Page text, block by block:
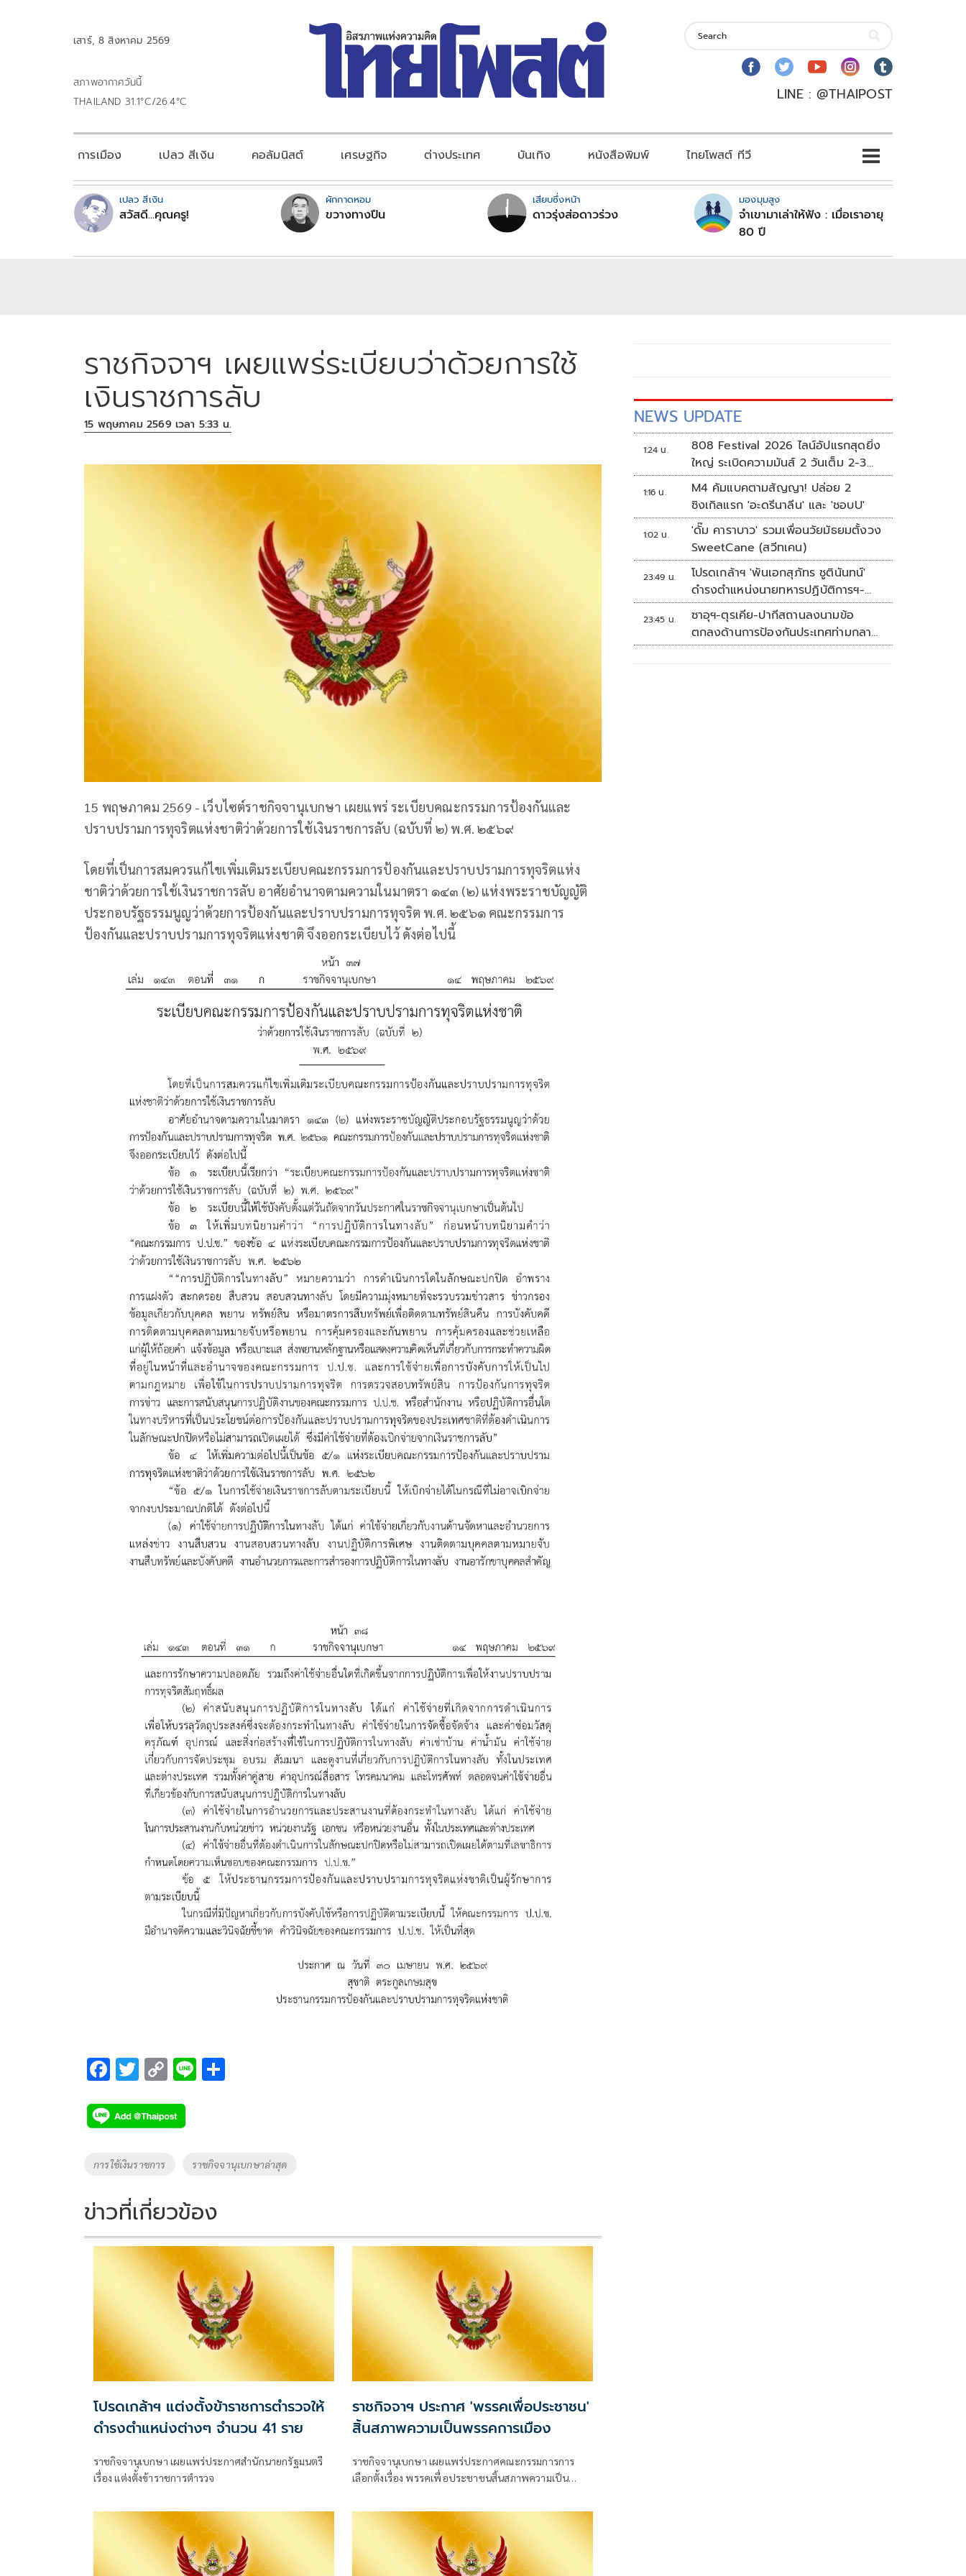
เสาร์, 8 สิงหาคม 2569
สภาพอากาศวันนี้
THAILAND 31.1°C/26.4°C
LINE : @THAIPOST
การเมือง เปลว สีเงิน คอลัมนิสต์ เศรษฐกิจ ต่างประเทศ บันเทิง หนังสือพิมพ์ ไทยโพสต์ ทีวี
เปลว สีเงิน
สวัสดี...คุณครู!
ผักกาดหอม
ขวางทางปืน
เสียบซึ่งหน้า
ดาวรุ่งส่อดาวร่วง
มองมุมสูง
จำเขามาเล่าให้ฟัง : เมื่อเราอายุ
80 ปี
ราชกิจจาฯ เผยแพร่ระเบียบว่าด้วยการใช้
เงินราชการลับ
15 พฤษภาคม 2569 เวลา 5:33 น.
15 พฤษภาคม 2569 - เว็บไซต์ราชกิจจานุเบกษา เผยแพร่ ระเบียบคณะกรรมการป้องกันและ
ปราบปรามการทุจริตแห่งชาติว่าด้วยการใช้เงินราชการลับ (ฉบับที่ ๒) พ.ศ. ๒๕๖๙
โดยที่เป็นการสมควรแก้ไขเพิ่มเติมระเบียบคณะกรรมการป้องกันและปราบปรามการทุจริตแห่ง
ชาติว่าด้วยการใช้เงินราชการลับ อาศัยอำนาจตามความในมาตรา ๑๔๓ (๒) แห่งพระราชบัญญัติ
ประกอบรัฐธรรมนูญว่าด้วยการป้องกันและปราบปรามการทุจริต พ.ศ. ๒๕๖๑ คณะกรรมการ
ป้องกันและปราบปรามการทุจริตแห่งชาติ จึงออกระเบียบไว้ ดังต่อไปนี้
F
e
b
o
k
T
tt
er
C
p
y
k
Li
Tags
การใช้เงินราชการ ราชกิจจานุเบกษาล่าสุด
ข่าวที่เกี่ยวข้อง
โปรดเกล้าฯ แต่งตั้งข้าราชการตำรวจให้
ดำรงตำแหน่งต่างๆ จำนวน 41 ราย
ราชกิจจานุเบกษา เผยแพร่ประกาศสำนักนายกรัฐมนตรี
เรื่อง แต่งตั้งข้าราชการตำรวจ
ราชกิจจาฯ ประกาศ 'พรรคเพื่อประชาชน'
สิ้นสภาพความเป็นพรรคการเมือง
ราชกิจจานุเบกษา เผยแพร่ประกาศคณะกรรมการการ
เลือกตั้งเรื่อง พรรคเพื่อประชาชนสิ้นสภาพความเป็น
NEWS UPDATE
1:24 น.
808 Festival 2026 ไลน์อัปแรกสุดยิ่ง
ใหญ่ ระเบิดความมันส์ 2 วันเต็ม 2-3
ต.ค.นี้
1:16 น.
M4 คัมแบคตามสัญญา! ปล่อย 2
ซิงเกิลแรก 'อะดรีนาลีน' และ 'ชอบU'
1:02 น.
'ดั๊ม คาราบาว' รวมเพื่อนวัยมัธยมตั้งวง
SweetCane (สวีทเคน)
23:49 น.
โปรดเกล้าฯ 'พันเอกสุภัทร ชูตินันทน์'
ดำรงตำแหน่งนายทหารปฏิบัติการฯ-
พระราชทานยศ 'พลตรี'
23:45 น.
ซาอุฯ-ตุรเคีย-ปากีสถานลงนามข้อ
ตกลงด้านการป้องกันประเทศท่ามกลาง
สงครามในภูมิภาค